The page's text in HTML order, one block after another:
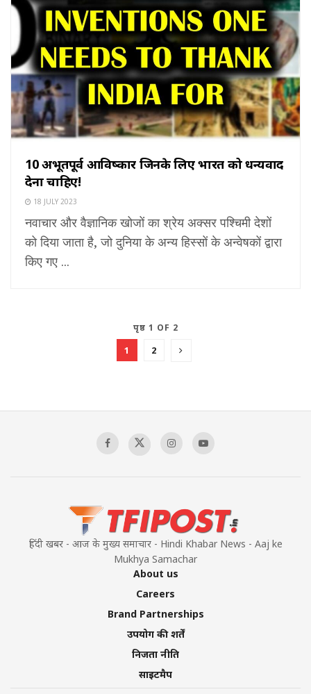
10 अभूतपूर्व आविष्कार जिनके लिए भारत को धन्यवाद
देना चाहिए!
18 JULY 2023
नवाचार और वैज्ञानिक खोजों का श्रेय अक्सर पश्चिमी देशों
को दिया जाता है, जो दुनिया के अन्य हिस्सों के अन्वेषकों द्वारा
किए गए ...
पृष्ठ 1 OF 2
1 2
हिंदी खबर - आज के मुख्य समाचार - Hindi Khabar News - Aaj ke
Mukhya Samachar
About us
Careers
Brand Partnerships
उपयोग की शर्तें
निजता नीति
साइटमैप